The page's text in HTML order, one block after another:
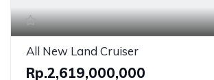
All New Land Cruiser
Rp.2,619,000,000